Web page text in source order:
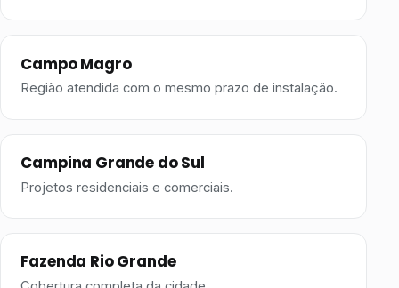
Campo Magro
Região atendida com o mesmo prazo de instalação.
Campina Grande do Sul
Projetos residenciais e comerciais.
Fazenda Rio Grande